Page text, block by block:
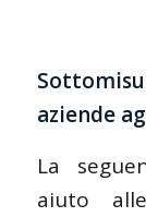
aziende
La
aiuto